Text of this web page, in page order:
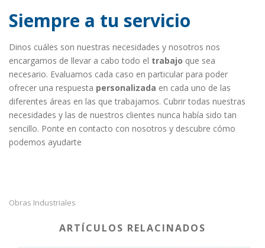
Siempre a tu servicio
Dinos cuáles son nuestras necesidades y nosotros nos
encargamos de llevar a cabo todo el trabajo que sea
necesario. Evaluamos cada caso en particular para poder
ofrecer una respuesta personalizada en cada uno de las
diferentes áreas en las que trabajamos. Cubrir todas nuestras
necesidades y las de nuestros clientes nunca había sido tan
sencillo. Ponte en contacto con nosotros y descubre cómo
podemos ayudarte
Obras Industriales
ARTÍCULOS RELACINADOS